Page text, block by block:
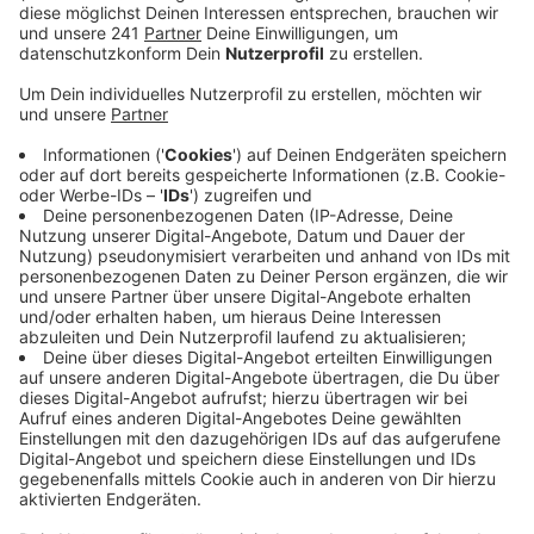
Jugendlichen aus Leverkusen organisiert sie
Demos, Kundgebungen und Aktionen. Gemeinsam
wollen sie den Druck auf die Politik erhöhen und
kämpfen für ein grünes, nachhaltiges und
klimafreundliches Leverkusen. Den Klimanotstand
für Leverkusen haben die Klimaschützer schon
erreicht! Was jetzt noch ansteht, hat uns
Charlotte im Radio Leverkusen Interview mit Jenny
Weißenfels verraten. Dort räumt Charlotte auch
mit Vorurteilen auf und berichtet über ihre
Motivation als junger Mensch als Klimaschützerin
aktiv zu sein.
Veröffentlicht:Donnerstag, 04.07.2019 10:52
Anzeige